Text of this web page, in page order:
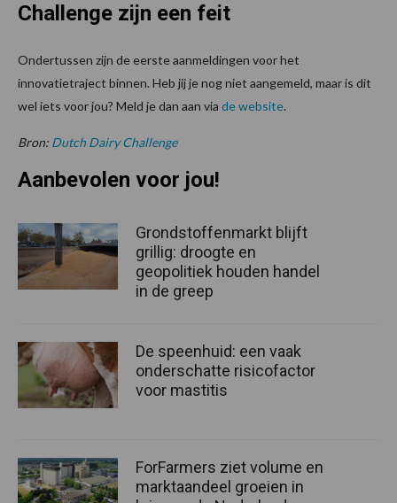
Challenge zijn een feit
Ondertussen zijn de eerste aanmeldingen voor het
innovatietraject binnen. Heb jij je nog niet aangemeld, maar is dit
wel iets voor jou? Meld je dan aan via de website.
Bron: Dutch Dairy Challenge
Aanbevolen voor jou!
Grondstoffenmarkt blijft
grillig: droogte en
geopolitiek houden handel
in de greep
De speenhuid: een vaak
onderschatte risicofactor
voor mastitis
ForFarmers ziet volume en
marktaandeel groeien in